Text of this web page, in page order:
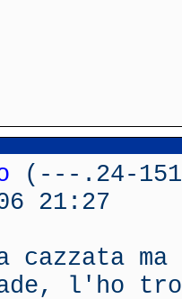
(---.24-
21:27
cazzata
l'ho